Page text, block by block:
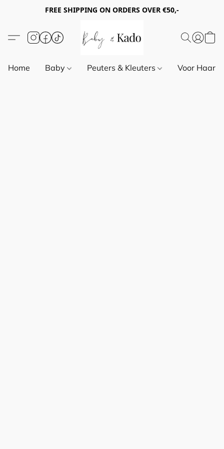
FREE SHIPPING ON ORDERS OVER €50,-
Home Baby Peuters & Kleuters Voor Haar